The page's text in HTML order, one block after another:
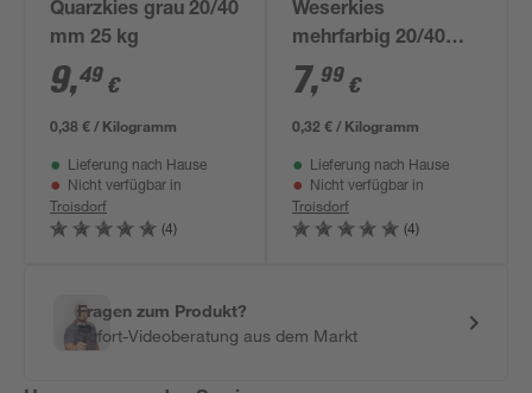
Quarzkies grau 20/40
mm 25 kg
9,49 €
0,38 € / Kilogramm
Lieferung nach Hause
Nicht verfügbar in
Troisdorf
(4)
Weserkies
mehrfarbig 20/40
mm 25 kg
7,99 €
0,32 € / Kilogramm
Lieferung nach Hause
Nicht verfügbar in
Troisdorf
(4)
Fragen zum Produkt?
Sofort-Videoberatung aus dem Markt